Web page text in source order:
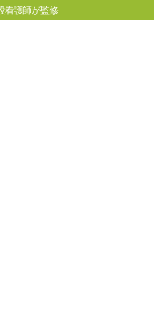
看護師が監修